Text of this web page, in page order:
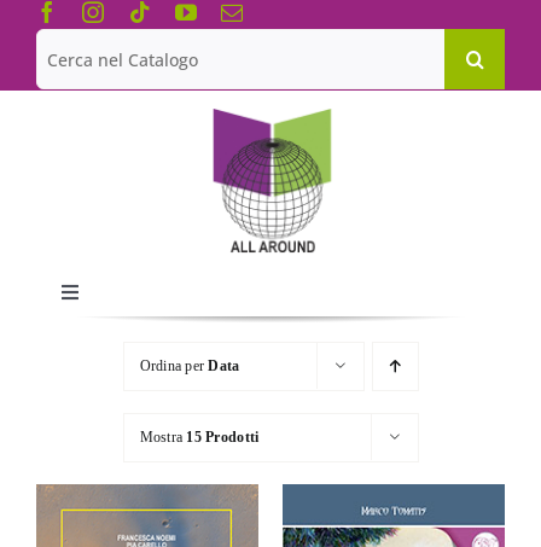
Salta
contenuto
Cerca
per:
Toggle
Navigation
Chi siamo
Le Collane
Catalogo
Ordina perData
Mostra 15 Prodotti